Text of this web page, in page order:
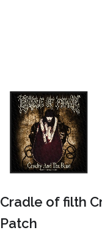
Cradle of filth
Patch